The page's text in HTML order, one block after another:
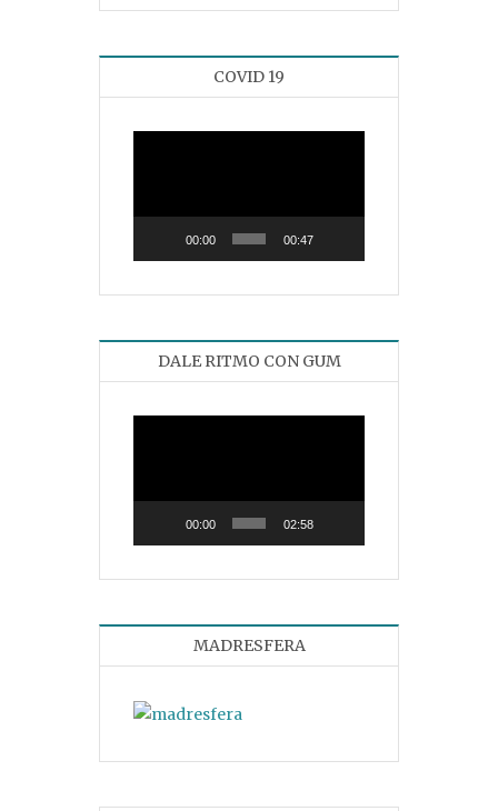
COVID 19
00:00 00:47
DALE RITMO CON GUM
00:00 02:58
MADRESFERA